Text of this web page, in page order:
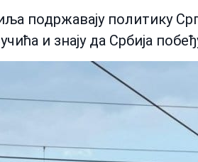
подржавају политику
и знају да Србија